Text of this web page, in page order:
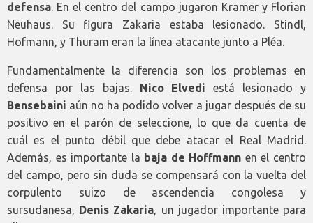
defensa. En el centro del campo jugaron Kramer y Florian
Neuhaus. Su figura Zakaria estaba lesionado. Stindl,
Hofmann, y Thuram eran la línea atacante junto a Pléa.
Fundamentalmente la diferencia son los problemas en
defensa por las bajas. Nico Elvedi está lesionado y
Bensebaini aún no ha podido volver a jugar después de su
positivo en el parón de seleccione, lo que da cuenta de
cuál es el punto débil que debe atacar el Real Madrid.
Además, es importante la baja de Hoffmann en el centro
del campo, pero sin duda se compensará con la vuelta del
corpulento suizo de ascendencia congolesa y
sursudanesa, Denis Zakaria, un jugador importante para